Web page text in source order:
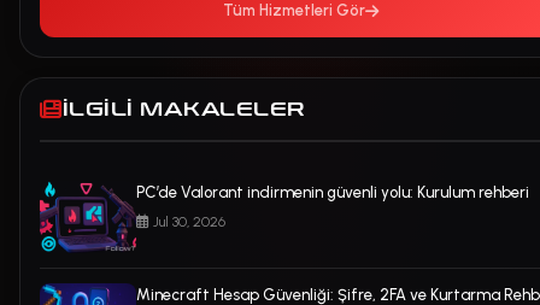
Tüm Hizmetleri Gör
İLGILI MAKALELER
PC’de Valorant indirmenin güvenli yolu: Kurulum rehberi
Jul 30, 2026
Minecraft Hesap Güvenliği: Şifre, 2FA ve Kurtarma